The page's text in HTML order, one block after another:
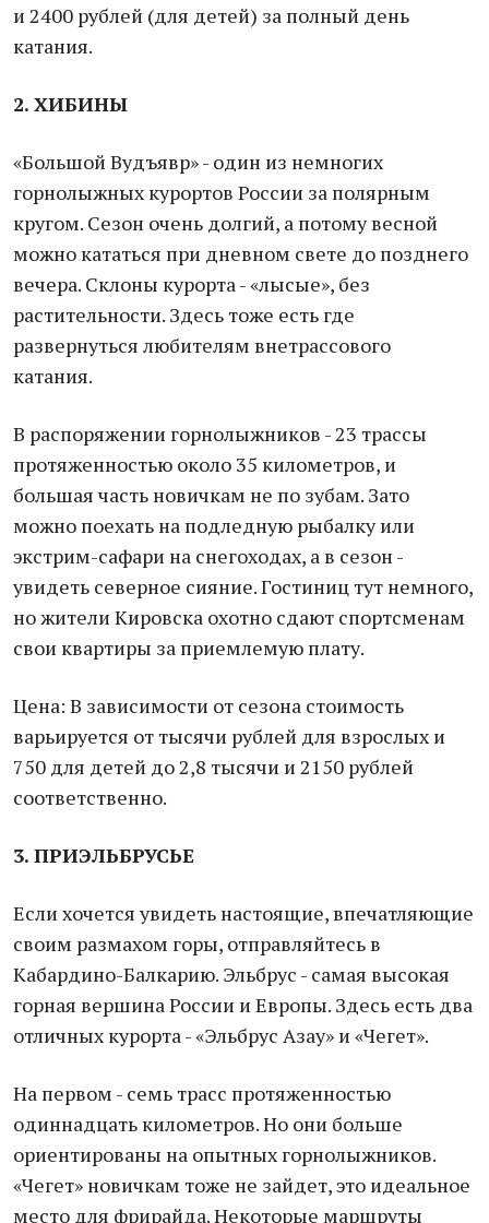
и 2400 рублей (для детей) за полный день
катания.
2. ХИБИНЫ
«Большой Вудъявр» - один из немногих
горнолыжных курортов России за полярным
кругом. Сезон очень долгий, а потому весной
можно кататься при дневном свете до позднего
вечера. Склоны курорта - «лысые», без
растительности. Здесь тоже есть где
развернуться любителям внетрассового
катания.
В распоряжении горнолыжников - 23 трассы
протяженностью около 35 километров, и
большая часть новичкам не по зубам. Зато
можно поехать на подледную рыбалку или
экстрим-сафари на снегоходах, а в сезон -
увидеть северное сияние. Гостиниц тут немного,
но жители Кировска охотно сдают спортсменам
свои квартиры за приемлемую плату.
Цена: В зависимости от сезона стоимость
варьируется от тысячи рублей для взрослых и
750 для детей до 2,8 тысячи и 2150 рублей
соответственно.
3. ПРИЭЛЬБРУСЬЕ
Если хочется увидеть настоящие, впечатляющие
своим размахом горы, отправляйтесь в
Кабардино-Балкарию. Эльбрус - самая высокая
горная вершина России и Европы. Здесь есть два
отличных курорта - «Эльбрус Азау» и «Чегет».
На первом - семь трасс протяженностью
одиннадцать километров. Но они больше
ориентированы на опытных горнолыжников.
«Чегет» новичкам тоже не зайдет, это идеальное
место для фрирайда. Некоторые маршруты